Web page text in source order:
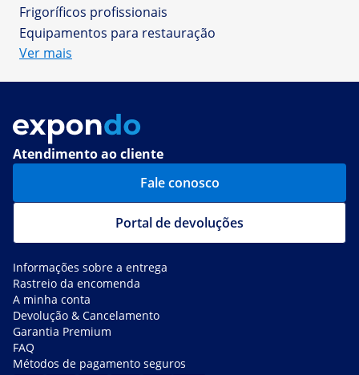
Frigoríficos profissionais
Equipamentos para restauração
Ver mais
Atendimento ao cliente
Fale conosco
Portal de devoluções
Informações sobre a entrega
Rastreio da encomenda
A minha conta
Devolução & Cancelamento
Garantia Premium
FAQ
Métodos de pagamento seguros